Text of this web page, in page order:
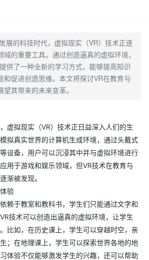
展的科技时代，虚拟现实（VR）技术正逐
的重要工具。通过创造逼真的虚拟环境，
供了一种全新的学习方式，能够提高知识
和促进创造思维。本文将探讨VR在教育与
其带来的未来变革。
虚拟现实（VR）技术正日益深入人们的生
拟真实世界的计算机生成环境，通过头戴式
设备，用户可以沉浸其中并与虚拟环境进行
用于游戏和娱乐领域，但VR技术在教育与
渐被发现。
验
赖于教室和教科书，学生们只能通过文字和
技术可以创造出逼真的虚拟环境，让学生
比如，在历史课上，学生可以穿越时空，亲
；在地理课上，学生可以探索世界各地的地
体验不仅能够激发学生的兴趣，还可以帮助